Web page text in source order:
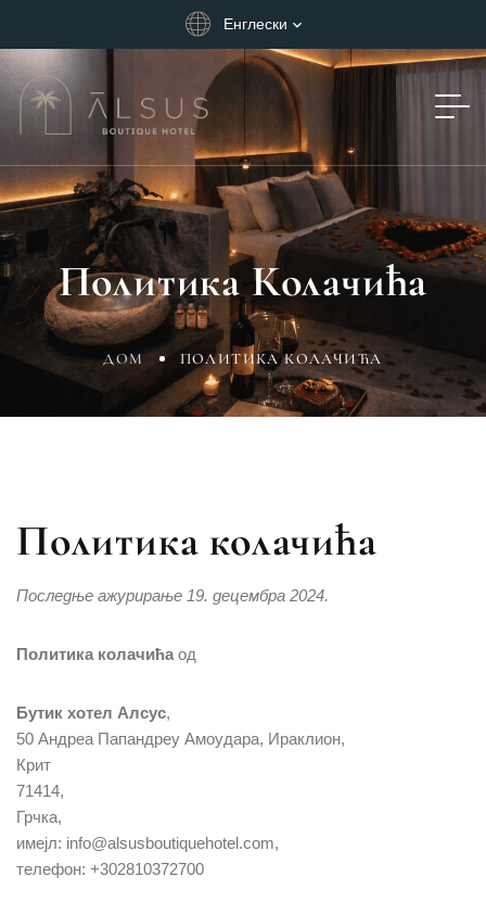
Енглески
Политика Колачића
ДОМ ПОЛИТИКА КОЛАЧИЋА
Политика колачића
Последње ажурирање 19. децембра 2024.
Политика колачића од
Бутик хотел Алсус,
50 Андреа Папандреу Амоудара, Ираклион,
Крит
71414,
Грчка,
имејл: info@alsusboutiquehotel.com,
телефон: +302810372700